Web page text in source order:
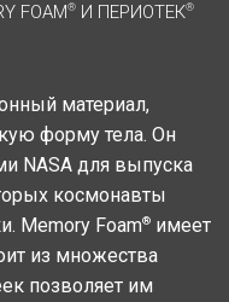
FOAM ® И ПЕРИОТЕК®
материал,
форму тела. Он
NASA для выпуска
космонавты
Memory Foam® имеет
из множества
позволяет им